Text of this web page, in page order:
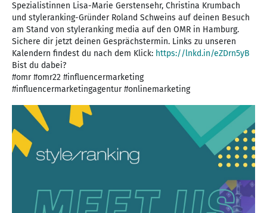
Spezialistinnen Lisa-Marie Gerstensehr, Christina Krumbach
und styleranking-Gründer Roland Schweins auf deinen Besuch
am Stand von styleranking media auf den OMR in Hamburg.
Sichere dir jetzt deinen Gesprächstermin. Links zu unseren
Kalendern findest du nach dem Klick: https://lnkd.in/eZDrn5yB
Bist du dabei?
#omr #omr22 #influencermarketing
#influencermarketingagentur #onlinemarketing